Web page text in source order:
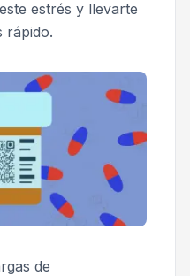
estrés y llevarte
rápido.
de